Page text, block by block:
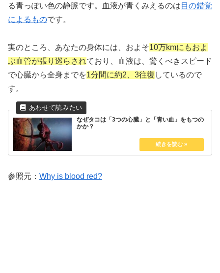
る青っぽい色の静脈です。血液が青くみえるのは 目の錯覚
によるものです。
実のところ、あなたの身体には、およそ10万kmにもおよ
ぶ血管が張り巡らされており、血液は、驚くべきスピード
で心臓から全身までを1分間に約2、3往復 しているので
す。
なぜタコは「3つの心臓」と「青い血」をもつの
かか？
参照元： Why is blood red?